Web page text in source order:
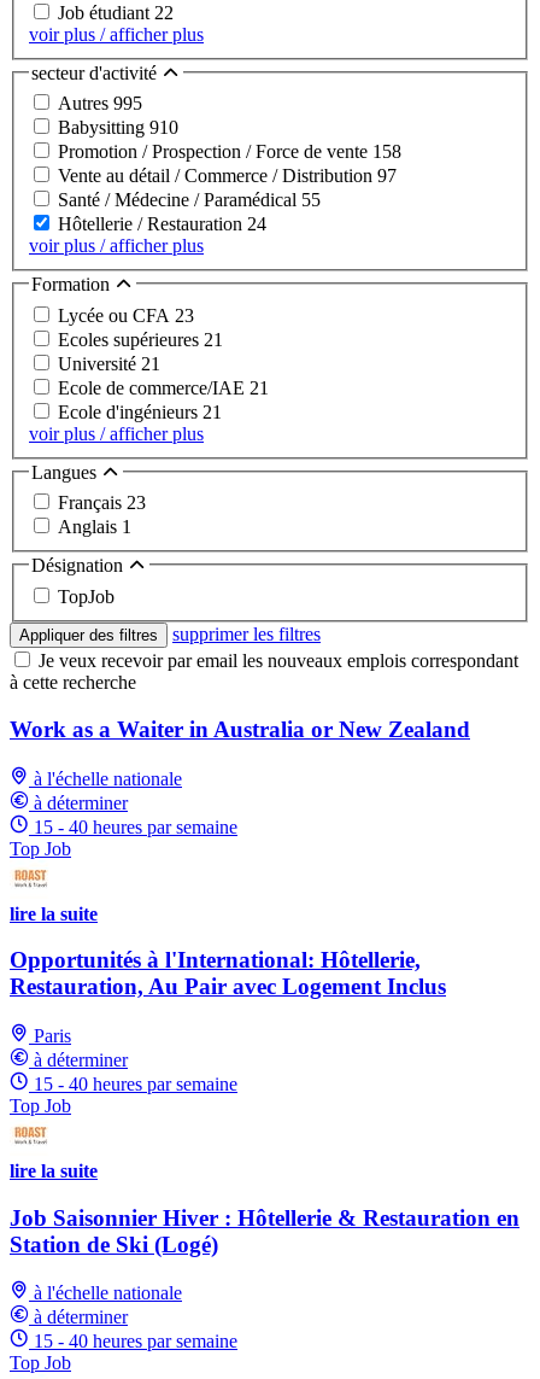
Job étudiant 22
voir plus / afficher plus
secteur d'activité
Autres 995
Babysitting 910
Promotion / Prospection / Force de vente 158
Vente au détail / Commerce / Distribution 97
Santé / Médecine / Paramédical 55
Hôtellerie / Restauration 24
voir plus / afficher plus
Formation
Lycée ou CFA 23
Ecoles supérieures 21
Université 21
Ecole de commerce/IAE 21
Ecole d'ingénieurs 21
voir plus / afficher plus
Langues
Français 23
Anglais 1
Désignation
TopJob
Appliquer des filtres
supprimer les filtres
Je veux recevoir par email les nouveaux emplois correspondant
à cette recherche
Work as a Waiter in Australia or New Zealand
à l'échelle nationale
à déterminer
15 - 40 heures par semaine
Top Job
lire la suite
Opportunités à l'International: Hôtellerie,
Restauration, Au Pair avec Logement Inclus
Paris
à déterminer
15 - 40 heures par semaine
Top Job
lire la suite
Job Saisonnier Hiver : Hôtellerie & Restauration en
Station de Ski (Logé)
à l'échelle nationale
à déterminer
15 - 40 heures par semaine
Top Job